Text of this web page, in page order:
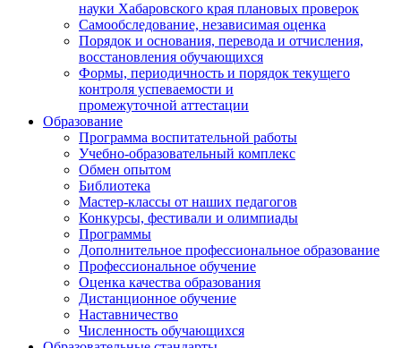
науки Хабаровского края плановых проверок
Самообследование, независимая оценка
Порядок и основания, перевода и отчисления,
восстановления обучающихся
Формы, периодичность и порядок текущего
контроля успеваемости и
промежуточной аттестации
Образование
Программа воспитательной работы
Учебно-образовательный комплекс
Обмен опытом
Библиотека
Мастер-классы от наших педагогов
Конкурсы, фестивали и олимпиады
Программы
Дополнительное профессиональное образование
Профессиональное обучение
Оценка качества образования
Дистанционное обучение
Наставничество
Численность обучающихся